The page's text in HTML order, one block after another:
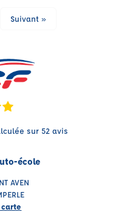
Suivant »
sur 52 avis
école
AVEN